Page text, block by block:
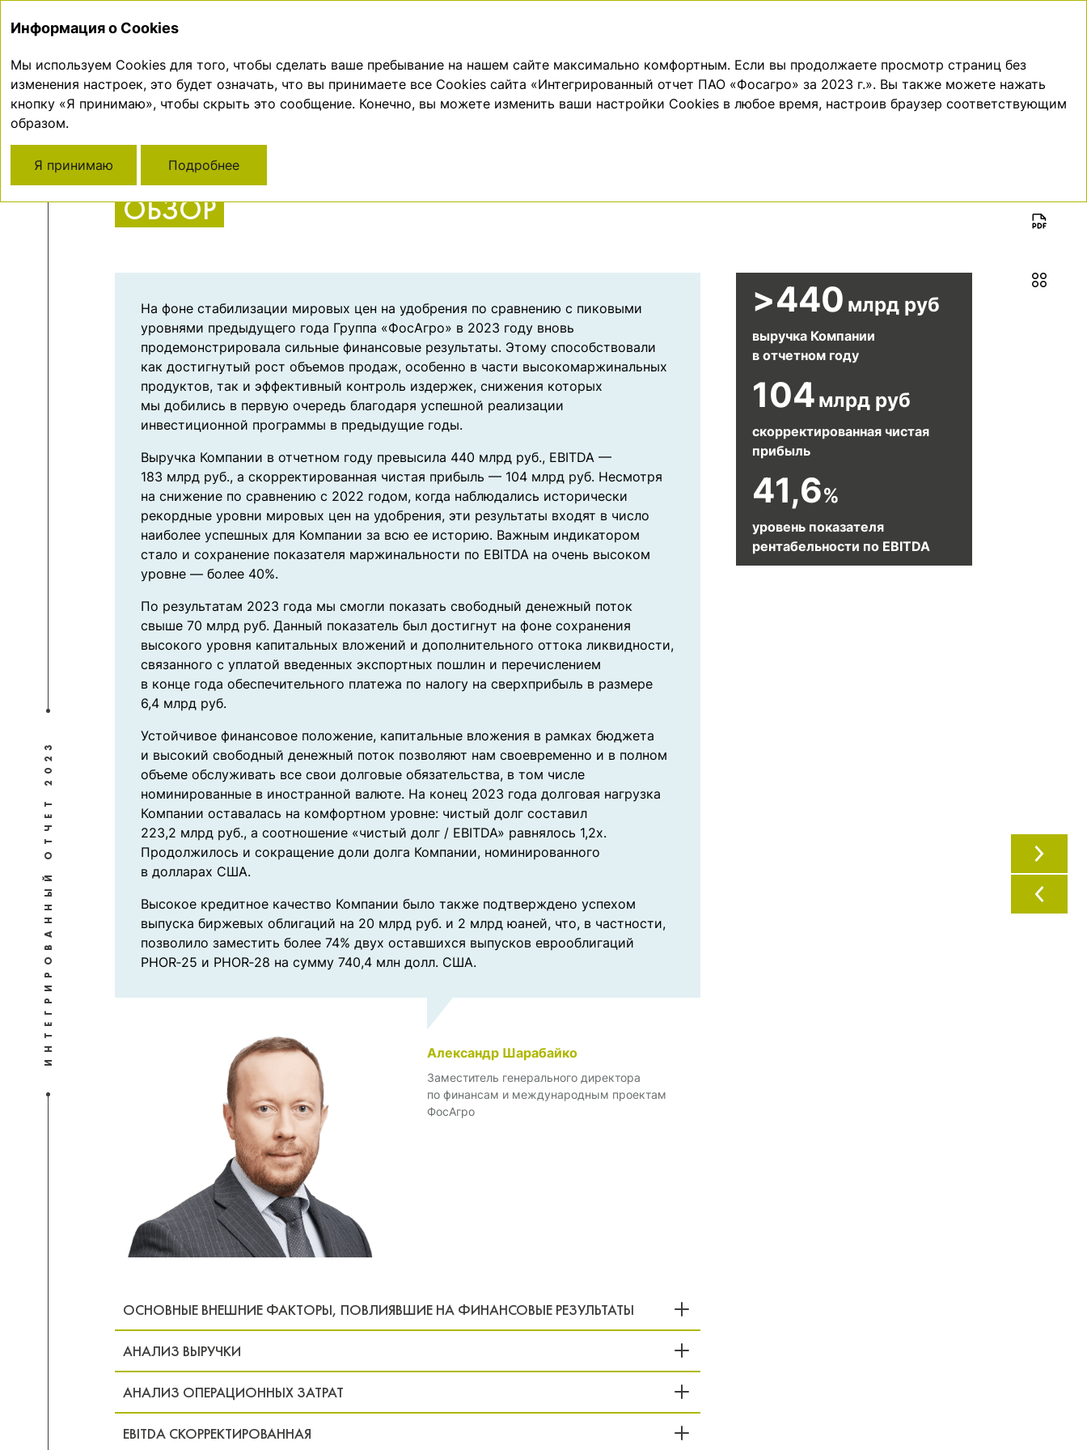
ИНТЕГРИРОВАННЫЙ
ОТЧЕТ 2023
О КОМПАНИИ
Обзор результатов Финансовый обзор
ФИНАНСОВЫЙ
ОБЗОР
>440 млрд руб
выручка Компании
в отчетном году
104 млрд руб
скорректированная чистая
прибыль
41,6%
уровень показателя
рентабельности по EBITDA
На фоне стабилизации мировых цен на удобрения по сравнению с пиковыми
уровнями предыдущего года Группа «ФосАгро» в 2023 году вновь
продемонстрировала сильные финансовые результаты. Этому способствовали
как достигнутый рост объемов продаж, особенно в части высокомаржинальных
продуктов, так и эффективный контроль издержек, снижения которых
мы добились в первую очередь благодаря успешной реализации
инвестиционной программы в предыдущие годы.
Выручка Компании в отчетном году превысила 440 млрд руб., EBITDA —
183 млрд руб., а скорректированная чистая прибыль — 104 млрд руб. Несмотря
на снижение по сравнению с 2022 годом, когда наблюдались исторически
рекордные уровни мировых цен на удобрения, эти результаты входят в число
наиболее успешных для Компании за всю ее историю. Важным индикатором
стало и сохранение показателя маржинальности по EBITDA на очень высоком
уровне — более 40%.
По результатам 2023 года мы смогли показать свободный денежный поток
свыше 70 млрд руб. Данный показатель был достигнут на фоне сохранения
высокого уровня капитальных вложений и дополнительного оттока ликвидности,
связанного с уплатой введенных экспортных пошлин и перечислением
в конце года обеспечительного платежа по налогу на сверхприбыль в размере
6,4 млрд руб.
Устойчивое финансовое положение, капитальные вложения в рамках бюджета
и высокий свободный денежный поток позволяют нам своевременно и в полном
объеме обслуживать все свои долговые обязательства, в том числе
номинированные в иностранной валюте. На конец 2023 года долговая нагрузка
Компании оставалась на комфортном уровне: чистый долг составил
223,2 млрд руб., а соотношение «чистый долг / EBITDA» равнялось 1,2х.
Продолжилось и сокращение доли долга Компании, номинированного
в долларах США.
Высокое кредитное качество Компании было также подтверждено успехом
выпуска биржевых облигаций на 20 млрд руб. и 2 млрд юаней, что, в частности,
позволило заместить более 74% двух оставшихся выпусков еврооблигаций
PHOR‑25 и PHOR‑28 на сумму 740,4 млн долл. США.
Александр Шарабайко
Заместитель генерального директора
по финансам и международным проектам
ФосАгро
ОСНОВНЫЕ ВНЕШНИЕ ФАКТОРЫ, ПОВЛИЯВШИЕ НА ФИНАНСОВЫЕ РЕЗУЛЬТАТЫ
АНАЛИЗ ВЫРУЧКИ
АНАЛИЗ ОПЕРАЦИОННЫХ ЗАТРАТ
EBITDA СКОРРЕКТИРОВАННАЯ
Информация о Cookies
Мы используем Cookies для того, чтобы сделать ваше пребывание на нашем сайте максимально комфортным. Если вы продолжаете просмотр страниц без
изменения настроек, это будет означать, что вы принимаете все Cookies сайта «Интегрированный отчет ПАО «Фосагро» за 2023 г.». Вы также можете нажать
кнопку «Я принимаю», чтобы скрыть это сообщение. Конечно, вы можете изменить ваши настройки Cookies в любое время, настроив браузер соответствующим
образом.
Я принимаю Подробнее